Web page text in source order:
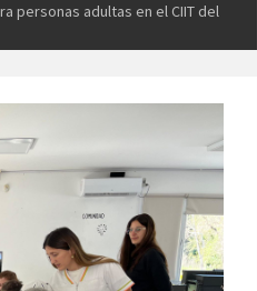
personas adultas en el CIIT del